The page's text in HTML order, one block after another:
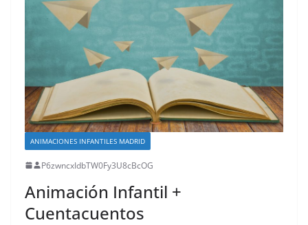
ANIMACIONES INFANTILES MADRID
P6zwncxIdbTW0Fy3U8cBcOG
Animación Infantil +
Cuentacuentos